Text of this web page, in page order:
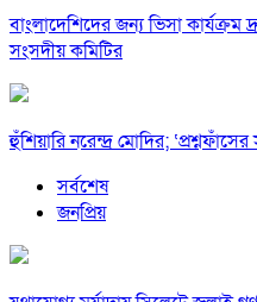
বাংলাদেশিদের জন্য ভিসা
সংসদীয় কমিটির
হুঁশিয়ারি নরেন্দ্র মোদির;
সর্বশেষ
জনপ্রিয়